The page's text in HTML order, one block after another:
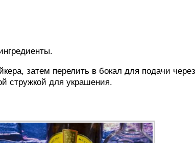
затем перелить в бокал для подачи через
стружкой для украшения.